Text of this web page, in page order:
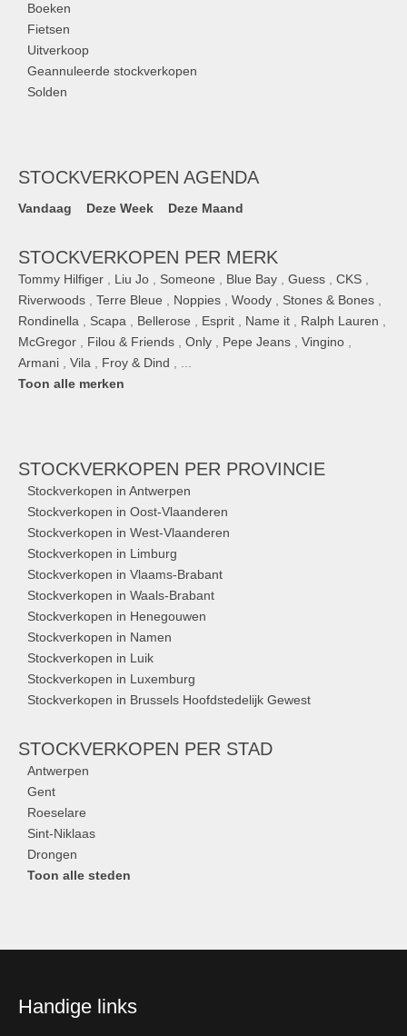
Boeken
Fietsen
Uitverkoop
Geannuleerde stockverkopen
Solden
STOCKVERKOPEN AGENDA
Vandaag Deze Week Deze Maand
STOCKVERKOPEN PER MERK
Tommy Hilfiger Liu Jo Someone Blue Bay Guess CKS
Riverwoods
Terre Bleue Noppies Woody Stones & Bones
Rondinella
Scapa Bellerose Esprit Name it Ralph Lauren
McGregor
Filou & Friends Only Pepe Jeans Vingino
Armani
Vila Froy & Dind
Toon alle merken
STOCKVERKOPEN PER PROVINCIE
Stockverkopen in Antwerpen
Stockverkopen in Oost-Vlaanderen
Stockverkopen in West-Vlaanderen
Stockverkopen in Limburg
Stockverkopen in Vlaams-Brabant
Stockverkopen in Waals-Brabant
Stockverkopen in Henegouwen
Stockverkopen in Namen
Stockverkopen in Luik
Stockverkopen in Luxemburg
Stockverkopen in Brussels Hoofdstedelijk Gewest
STOCKVERKOPEN PER STAD
Antwerpen
Gent
Roeselare
Sint-Niklaas
Drongen
Toon alle steden
Handige links